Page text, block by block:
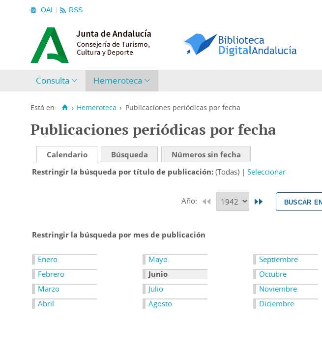
OAI RSS
Consulta Hemeroteca
Está en: › Hemeroteca › Publicaciones periódicas por fecha
Publicaciones periódicas por fecha
Calendario Búsqueda
Números sin fecha
Restringir la búsqueda por título de publicación (Todas) Seleccionar
Año: buscar
Restringir la búsqueda por mes de publicación
Enero
Febrero
Marzo
Abril
Mayo
Junio
Julio
Agosto
Septiembre
Octubre
Noviembre
Diciembre